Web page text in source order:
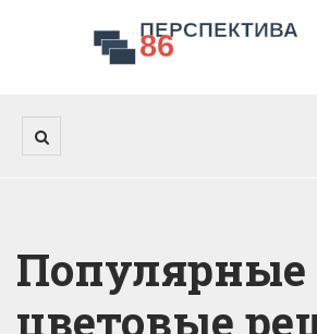
Популярные
цветовые